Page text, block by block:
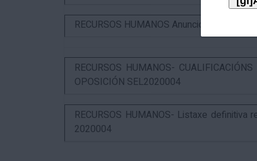
RECURSOS HUMANOS Anuncio admitidos
RECURSOS HUMANOS-
OPOSICIÓN SEL2020004
RECURSOS HUMANOS- Listaxe
2020004